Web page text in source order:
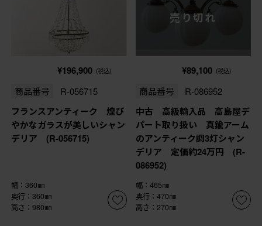
¥196,900 (税込)
商品番号 R-056715
フランスアンティーク 煌び
やかなガラスが美しいシャン
デリア (R-056715)
幅：360㎜
奥行：360㎜
高さ：980㎜
売り切れ
¥89,100 (税込)
商品番号 R-086952
中古 高級輸入品 高島屋デ
パート取り扱い 真鍮アーム
のアンティーク調3灯シャン
デリア 定価約24万円 (R-
086952)
幅：465㎜
奥行：470㎜
高さ：270㎜